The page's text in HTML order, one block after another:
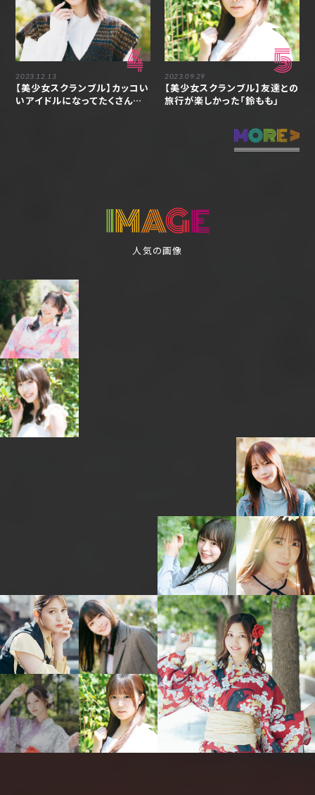
4
2023.12.13
【美少女スクランブル】カッコい
いアイドルになってたくさんの
5
2023.09.29
【美少女スクランブル】友達との
旅行が楽しかった「鈴もも」
IMAGE
人気の画像